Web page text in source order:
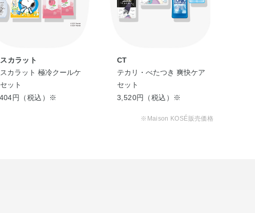
黄味をおびることがありますが、品質には問題ありません。
ピレングリコール、ポリオキシプロピレンジグリセリルエーテ
ール、ニコチン酸アミド、ヒアルロン酸ナトリウム（2）、ロ
A）、エデト酸二ナトリウム、カルボキシメチルセルロースナ
Ｃ）
カラット
カラット 極冷クールケ
ット
円（税込）※
CT
テカリ・べたつき 爽快ケア
セット
3,520円（税込）※
※Maison KOSÉ販売価格